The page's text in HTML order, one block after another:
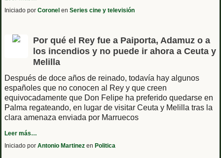
Iniciado por Coronel en Series cine y televisión
Por qué el Rey fue a Paiporta, Adamuz o a
los incendios y no puede ir ahora a Ceuta y
Melilla
Después de doce años de reinado, todavía hay algunos
españoles que no conocen al Rey y que creen
equivocadamente que Don Felipe ha preferido quedarse en
Palma regateando, en lugar de visitar Ceuta y Melilla tras la
clara amenaza enviada por Marruecos
Leer más…
Iniciado por Antonio Martinez en Politica